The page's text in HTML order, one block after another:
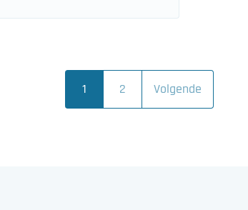
1 2 Volgende